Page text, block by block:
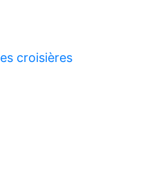
croisières